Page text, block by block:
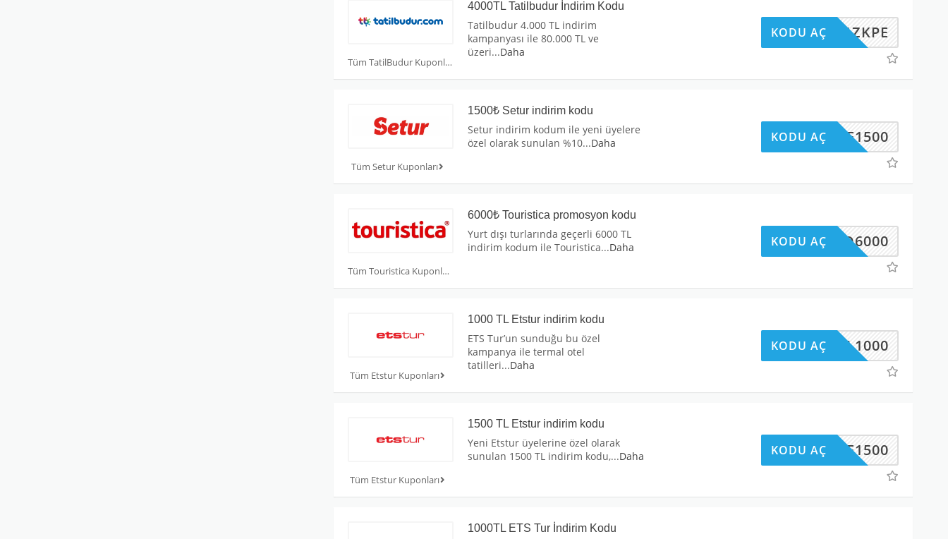
Tüm TatilBudur Kuponları
4000TL Tatilbudur İndirim Kodu
Tatilbudur 4.000 TL indirim
kampanyası ile 80.000 TL ve
üzeri...Daha
3611ZKPE
KODU AÇ
Tüm Setur Kuponları
1500₺ Setur indirim kodu
Setur indirim kodum ile yeni üyelere
özel olarak sunulan %10...Daha UYE1500
KODU AÇ
Tüm Touristica Kuponları
6000₺ Touristica promosyon kodu
Yurt dışı turlarında geçerli 6000 TL
indirim kodum ile Touristica...Daha YD6000
KODU AÇ
Tüm Etstur Kuponları
1000 TL Etstur indirim kodu
ETS Tur’un sunduğu bu özel
kampanya ile termal otel
tatilleri...Daha
RMAL1000
KODU AÇ
Tüm Etstur Kuponları
1500 TL Etstur indirim kodu
Yeni Etstur üyelerine özel olarak
sunulan 1500 TL indirim kodu,...Daha UYE1500
KODU AÇ
1000TL ETS Tur İndirim Kodu